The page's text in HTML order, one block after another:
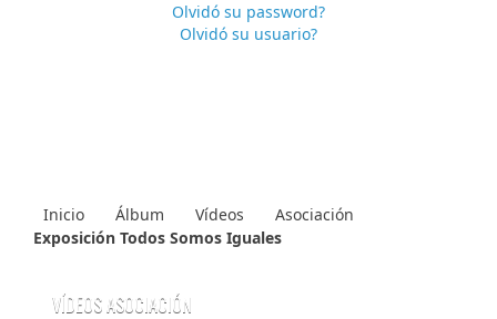
Olvidó su password?
Olvidó su usuario?
Inicio Álbum Vídeos
Asociación
Exposición Todos Somos Iguales
VÍDEOS ASOCIACIÓN